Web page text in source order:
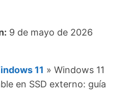
9 de mayo de 2026
11 » Windows 11
en SSD externo: guía